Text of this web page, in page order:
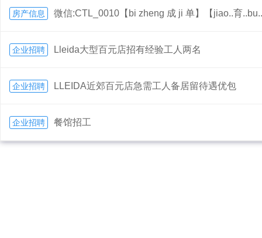
房产信息 微信:CTL_0010【bi zheng 成 ji 单】【jiao..育
企业招聘 Lleida大型百元店招有经验工人两名
企业招聘 LLEIDA近郊百元店急需工人备居留待遇优包
企业招聘 餐馆招工